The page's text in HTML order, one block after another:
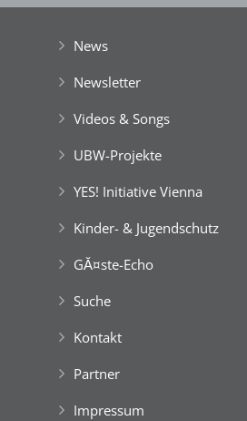
News
Newsletter
Videos & Songs
UBW-Projekte
YES! Initiative Vienna
Kinder- & Jugendschutz
GĂ¤ste-Echo
Suche
Kontakt
Partner
Impressum